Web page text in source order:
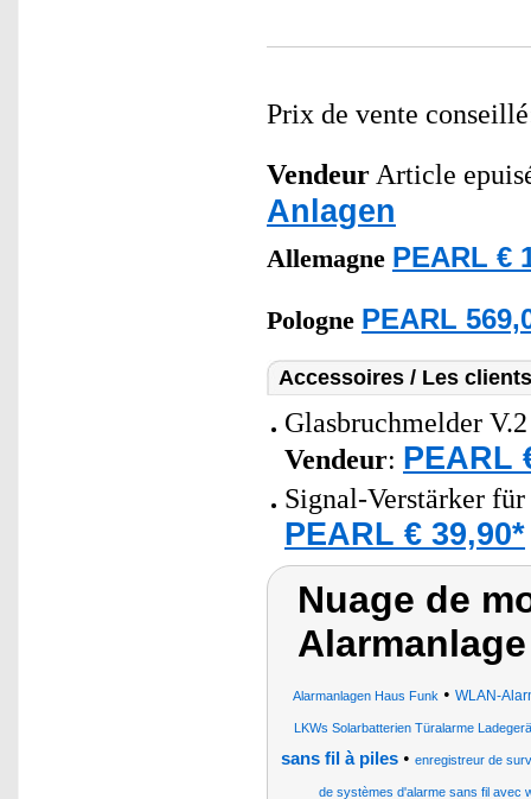
Prix de vente
Vendeur Article
Anlagen
Allemagne PEARL €
Pologne PEARL
Accessoires / Les
Glasbruchmelder
Vendeur: PEARL
Signal-Verstärker
PEARL € 39,90*
Nuage de
Alarmanlage
Alarmanlagen Haus Funk • WLAN-
LKWs Solarbatterien Türalarme
sans fil à piles• enregistreur de
de systèmes d'alarme sans fil avec